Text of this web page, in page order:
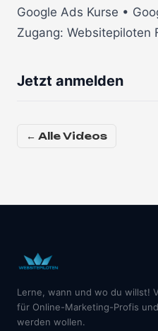
Google Ads Kurse •
Zugang: Websitepiloten
Jetzt anmelden
← Alle Videos
Lerne, wann und wo du willst!
für Online-Marketing-Profis
werden wollen.